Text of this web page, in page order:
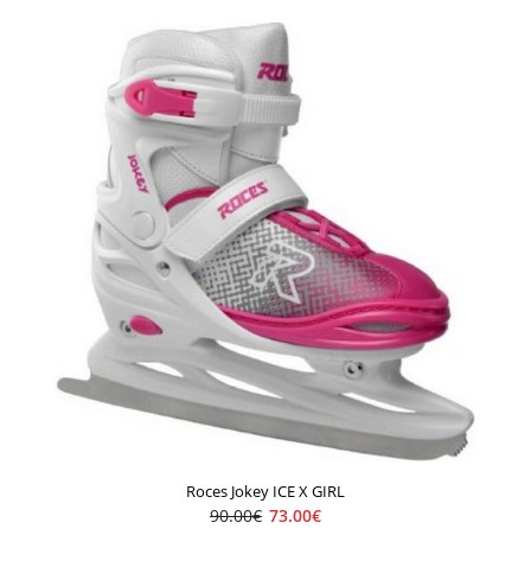
..
Roces Jokey ICE X GIRL
90.00€ 73.00€